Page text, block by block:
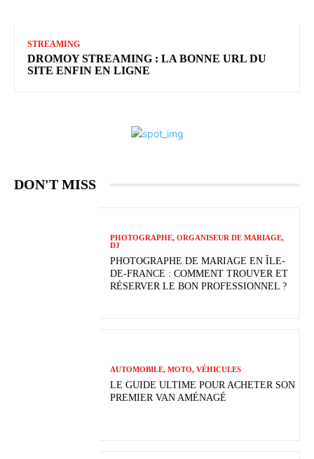
STREAMING
DROMOY STREAMING : LA BONNE URL DU
SITE ENFIN EN LIGNE
DON'T MISS
PHOTOGRAPHE, ORGANISEUR DE MARIAGE,
DJ
PHOTOGRAPHE DE MARIAGE EN ÎLE-
DE-FRANCE : COMMENT TROUVER ET
RÉSERVER LE BON PROFESSIONNEL ?
AUTOMOBILE, MOTO, VÉHICULES
LE GUIDE ULTIME POUR ACHETER SON
PREMIER VAN AMÉNAGÉ